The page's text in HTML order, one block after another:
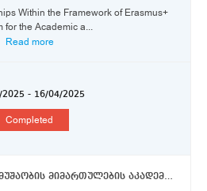
Within the Framework of Erasmus+
for the Academic a...
Read more
2025 - 16/04/2025
Completed
კონკურსი სოციალური მუშაობის მიმართულების აკადემიური პერსონალის წარმომადგენლებისთვის ორმხრივი თანამშრომლობის ფარგლებში ფრაიბურგის კათოლიკური უნივერსიტეტის სტიპენდიის მოსაპოვებლად